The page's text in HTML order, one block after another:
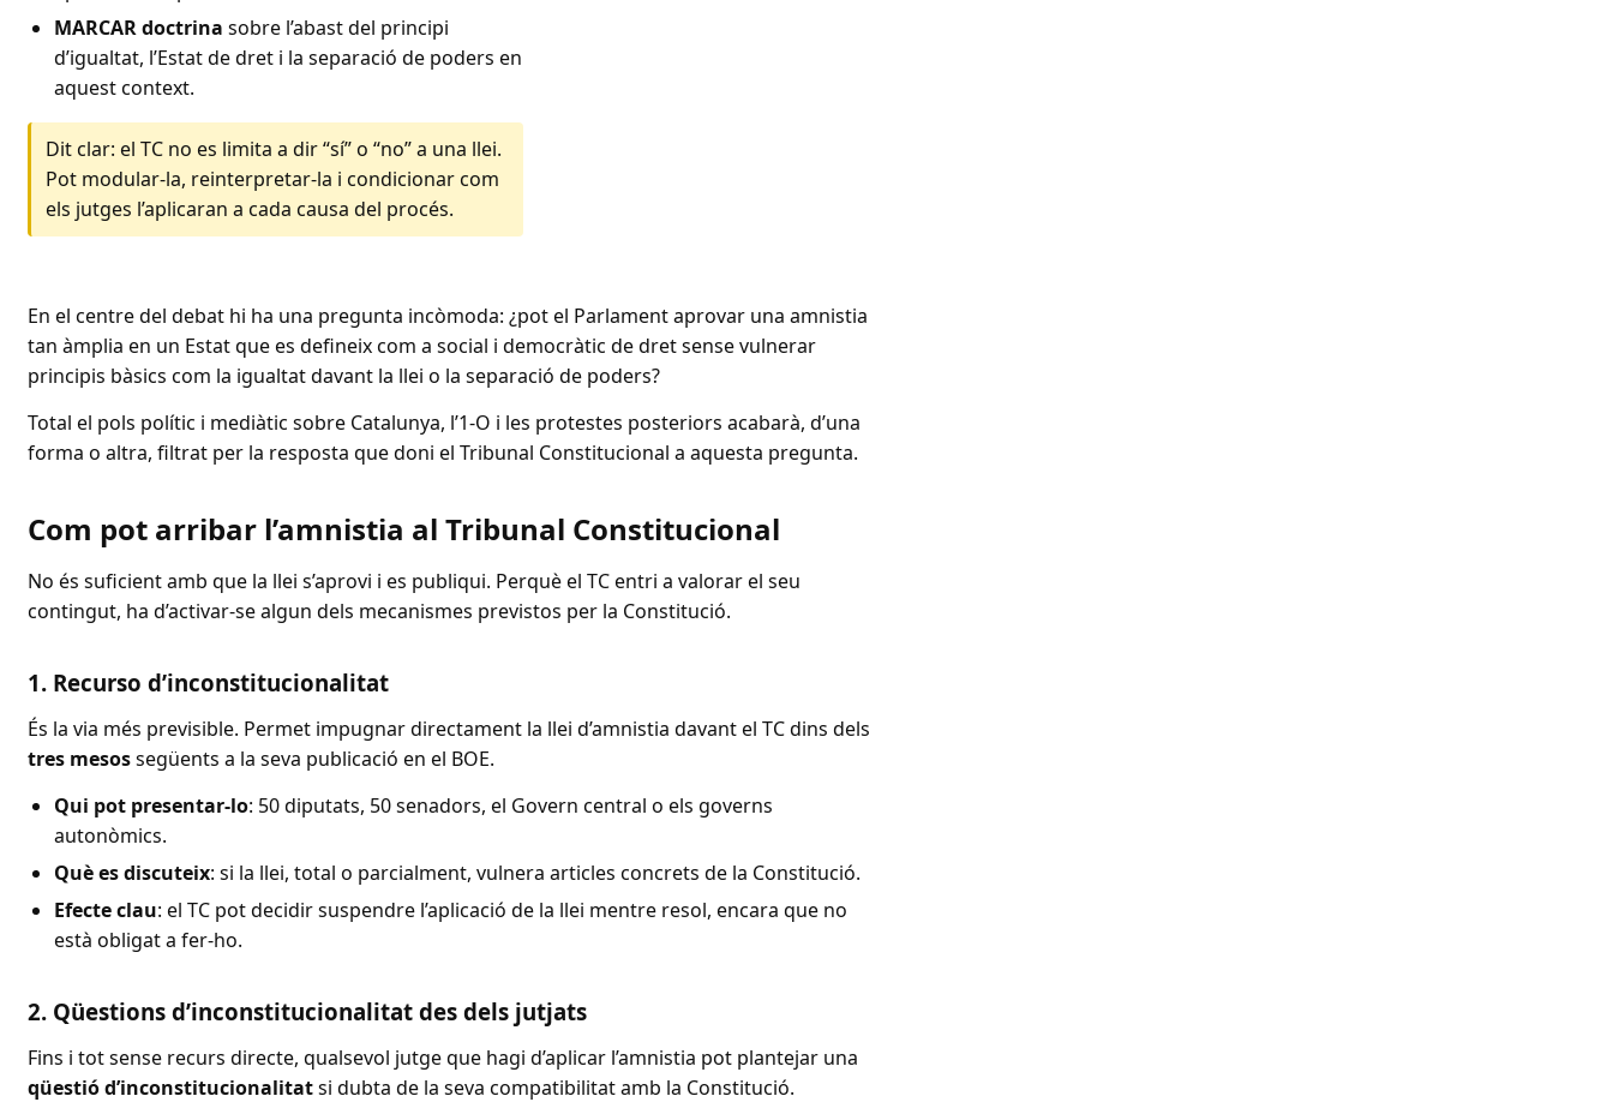
MARCAR doctrina sobre l’abast del principi
d’igualtat, l’Estat de dret i la separació de poders en
aquest context.
Dit clar: el TC no es limita a dir “sí” o “no” a una llei.
Pot modular-la, reinterpretar-la i condicionar com
els jutges l’aplicaran a cada causa del procés.
En el centre del debat hi ha una pregunta incòmoda: ¿pot el Parlament aprovar una amnistia
tan àmplia en un Estat que es defineix com a social i democràtic de dret sense vulnerar
principis bàsics com la igualtat davant la llei o la separació de poders?
Total el pols polític i mediàtic sobre Catalunya, l’1-O i les protestes posteriors acabarà, d’una
forma o altra, filtrat per la resposta que doni el Tribunal Constitucional a aquesta pregunta.
Com pot arribar l’amnistia al Tribunal Constitucional
No és suficient amb que la llei s’aprovi i es publiqui. Perquè el TC entri a valorar el seu
contingut, ha d’activar-se algun dels mecanismes previstos per la Constitució.
1. Recurso d’inconstitucionalitat
És la via més previsible. Permet impugnar directament la llei d’amnistia davant el TC dins dels
tres mesossegüents a la seva publicació en el BOE.
Qui pot presentar-lo: 50 diputats, 50 senadors, el Govern central o els governs
autonòmics.
Què es discuteix: si la llei, total o parcialment, vulnera articles concrets de la Constitució.
Efecte clau: el TC pot decidir suspendre l’aplicació de la llei mentre resol, encara que no
està obligat a fer-ho.
2. Qüestions d’inconstitucionalitat des dels jutjats
Fins i tot sense recurs directe, qualsevol jutge que hagi d’aplicar l’amnistia pot plantejar una
qüestió d’inconstitucionalitatsi dubta de la seva compatibilitat amb la Constitució.